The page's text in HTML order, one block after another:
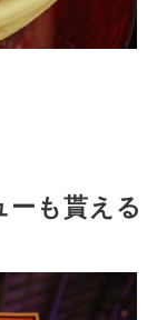
ーも貰える